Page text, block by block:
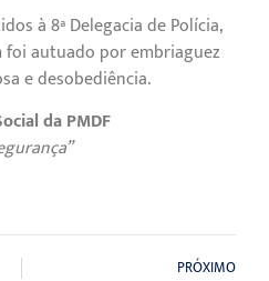
à 8ª Delegacia de Polícia,
autuado por embriaguez
e desobediência.
da PMDF
PRÓXIMO